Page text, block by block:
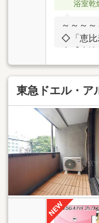
浴室乾
～～～
◇「恵比
◇暮らし
◇南向き
す。◇室
屋！～
◆頭金0
行多数
内!自宅
だきま
ジテレビ
東急ドエル・ア